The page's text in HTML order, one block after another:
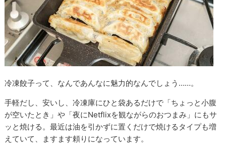
冷凍餃子って、なんであんなに魅力的なんでしょう……。
手軽だし、安いし、冷凍庫にひと袋あるだけで「ちょっと小腹
が空いたとき」や「夜にNetflixを観ながらのおつまみ」にもサ
ッと焼ける。最近は油を引かずに置くだけで焼けるタイプも増
えていて、ますます頼りになっています。